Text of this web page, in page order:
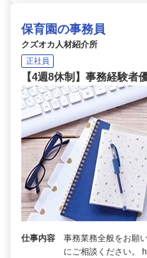
保育園の事務員
クズオカ人材紹介所
正社員
【4週8休制】事務経験
仕事内容
事務業務全般をお願
にご相談ください。